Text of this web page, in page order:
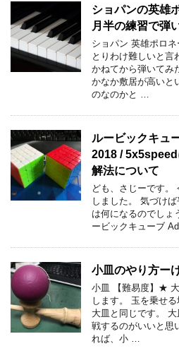
ショパンの英雄
月半の練習で弾
ショパン 英雄ポロ
とりわけ難しいと言
かねてから弾いてみ
かなか敷居が高いと
のなのかと …
ルービックキュ
2018 /
解法について
ども、さじーです。
しました。 気づけ
は何になるのでしょ
ービックキューブ
小皿のやり方ー
小皿 【難易度】★
します。 玉を乗せ
大皿と同じです。
戦するのがいいと思
れば、小 …